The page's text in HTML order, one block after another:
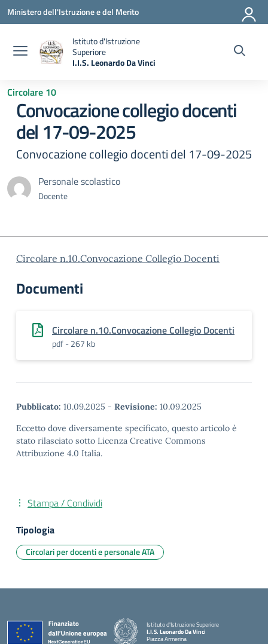
Vai ai contenuti
Vai al menu di navigazione
Vai al footer
Ministero dell'Istruzione e del Merito
Istituto d'Istruzione
Superiore
I.I.S. Leonardo Da Vinci
Circolare 10
Convocazione collegio docenti
del 17-09-2025
Convocazione collegio docenti del 17-09-2025
Personale scolastico
Docente
Circolare n.10.Convocazione Collegio Docenti
Documenti
Circolare n.10.Convocazione Collegio Docenti
pdf - 267 kb
Pubblicato: 10.09.2025 - Revisione: 10.09.2025
Eccetto dove diversamente specificato, questo articolo è
stato rilasciato sotto Licenza Creative Commons
Attribuzione 4.0 Italia.
Stampa / Condividi
Tipologia
Circolari per docenti e personale ATA
Istituto d'Istruzione Superiore
I.I.S. Leonardo Da Vinci
Piazza Armerina